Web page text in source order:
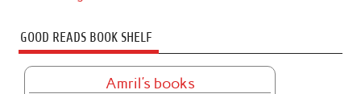
GOOD READS BOOK SHELF
Amril's books